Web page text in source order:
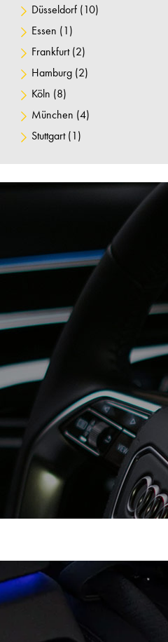
Düsseldorf (10)
Essen (1)
Frankfurt(2)
Hamburg (2)
Köln (8)
München (4)
Stuttgart(1)